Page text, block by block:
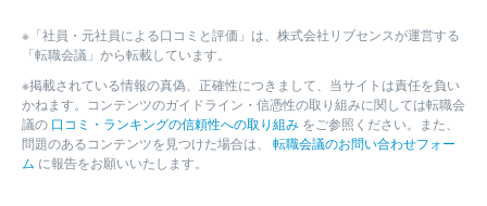
※「社員・元社員による口コミと評価」は、株式会社リブセンスが運営する
「転職会議」から転載しています。
※掲載されている情報の真偽、正確性につきまして、当サイトは責任を負い
かねます。コンテンツのガイドライン・信憑性の取り組みに関しては転職会
議の 口コミ・ランキングの信頼性への取り組み をご参照ください。また、
問題のあるコンテンツを見つけた場合は、 転職会議のお問い合わせフォー
ム に報告をお願いいたします。